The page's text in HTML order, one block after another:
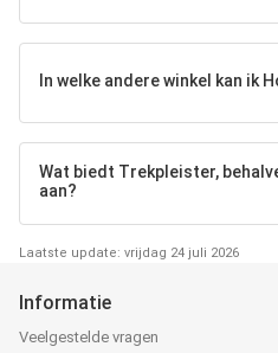
In welke andere winkel kan ik
Wat biedt Trekpleister,
aan?
Laatste update: vrijdag 24 juli 2026
Informatie
Veelgestelde vragen